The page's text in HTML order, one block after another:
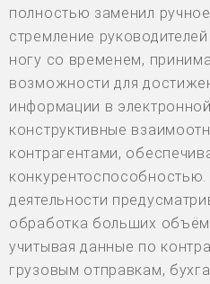
полностью заменил
стремление
ногу со временем,
возможности для
информации в
конструктивные
контрагентами,
деятельности
обработка больших
учитывая данные по
грузовым отправкам,